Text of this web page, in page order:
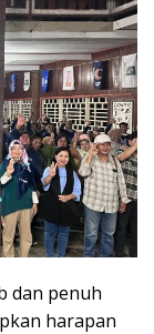
dan penuh
harapan